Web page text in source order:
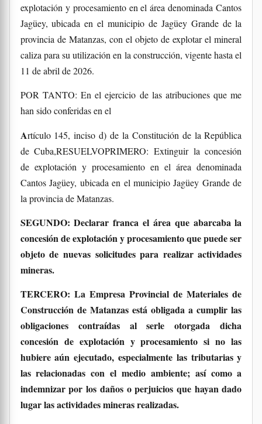
explotación y procesamiento en el área denominada Cantos
Jagüey, ubicada en el municipio de Jagüey Grande de la
provincia de Matanzas, con el objeto de explotar el mineral
caliza para su utilización en la construcción, vigente hasta el
11 de abril de 2026.
POR TANTO: En el ejercicio de las atribuciones que me
han sido conferidas en el
Artículo 145, inciso d) de la Constitución de la República
de Cuba,RESUELVOPRIMERO: Extinguir la concesión
de explotación y procesamiento en el área denominada
Cantos Jagüey, ubicada en el municipio Jagüey Grande de
la provincia de Matanzas.
SEGUNDO: Declarar franca el área que abarcaba la
concesión de explotación y procesamiento que puede ser
objeto de nuevas solicitudes para realizar actividades
mineras.
TERCERO: La Empresa Provincial de Materiales de
Construcción de Matanzas está obligada a cumplir las
obligaciones contraídas al serle otorgada dicha
concesión de explotación y procesamiento si no las
hubiere aún ejecutado, especialmente las tributarias y
las relacionadas con el medio ambiente; así como a
indemnizar por los daños o perjuicios que hayan dado
lugar las actividades mineras realizadas.